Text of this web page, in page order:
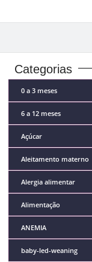
Categorias
0 a 3 meses
6 a 12 meses
Açúcar
Aleitamento materno
Alergia alimentar
Alimentação
ANEMIA
baby-led-weaning